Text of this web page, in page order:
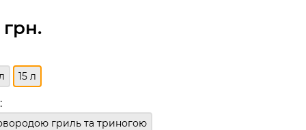
15 л
гриль та триногою